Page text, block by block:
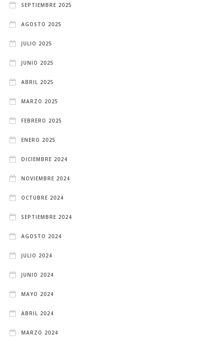
SEPTIEMBRE 2025
AGOSTO 2025
JULIO 2025
JUNIO 2025
ABRIL 2025
MARZO 2025
FEBRERO 2025
ENERO 2025
DICIEMBRE 2024
NOVIEMBRE 2024
OCTUBRE 2024
SEPTIEMBRE 2024
AGOSTO 2024
JULIO 2024
JUNIO 2024
MAYO 2024
ABRIL 2024
MARZO 2024